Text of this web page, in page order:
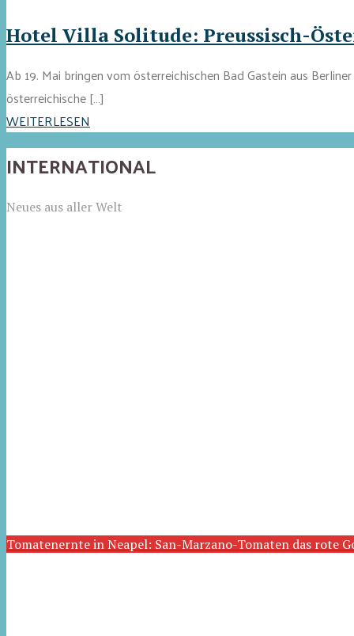
Hotel Villa Solitude: Preussisch-
Ab 19. Mai bringen vom österreichischen Bad Gastein aus
österreichische […]
WEITERLESEN
INTERNATIONAL
Neues aus aller Welt
Tomatenernte in Neapel: San-Marzano-Tomaten das rote